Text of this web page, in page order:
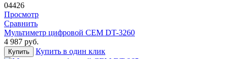
04426
Просмотр
Сравнить
Мультиметр цифровой CEM DT-3260
4 987 руб.
Купить Купить в один клик